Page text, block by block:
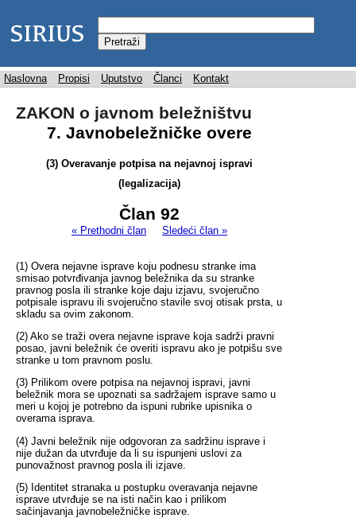
Naslovna Propisi Uputstvo Članci Kontakt
ZAKON o javnom beležništvu
7. Javnobeležničke overe
(3) Overavanje potpisa na nejavnoj ispravi
(legalizacija)
Član 92
« Prethodni član Sledeći član »
(1) Overa nejavne isprave koju podnesu stranke ima
smisao potvrđivanja javnog beležnika da su stranke
pravnog posla ili stranke koje daju izjavu, svojeručno
potpisale ispravu ili svojeručno stavile svoj otisak prsta, u
skladu sa ovim zakonom.
(2) Ako se traži overa nejavne isprave koja sadrži pravni
posao, javni beležnik će overiti ispravu ako je potpišu sve
stranke u tom pravnom poslu.
(3) Prilikom overe potpisa na nejavnoj ispravi, javni
beležnik mora se upoznati sa sadržajem isprave samo u
meri u kojoj je potrebno da ispuni rubrike upisnika o
overama isprava.
(4) Javni beležnik nije odgovoran za sadržinu isprave i
nije dužan da utvrđuje da li su ispunjeni uslovi za
punovažnost pravnog posla ili izjave.
(5) Identitet stranaka u postupku overavanja nejavne
isprave utvrđuje se na isti način kao i prilikom
sačinjavanja javnobeležničke isprave.